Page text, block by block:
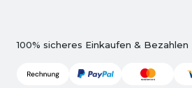
100% sicheres Einkaufen & Bezahlen